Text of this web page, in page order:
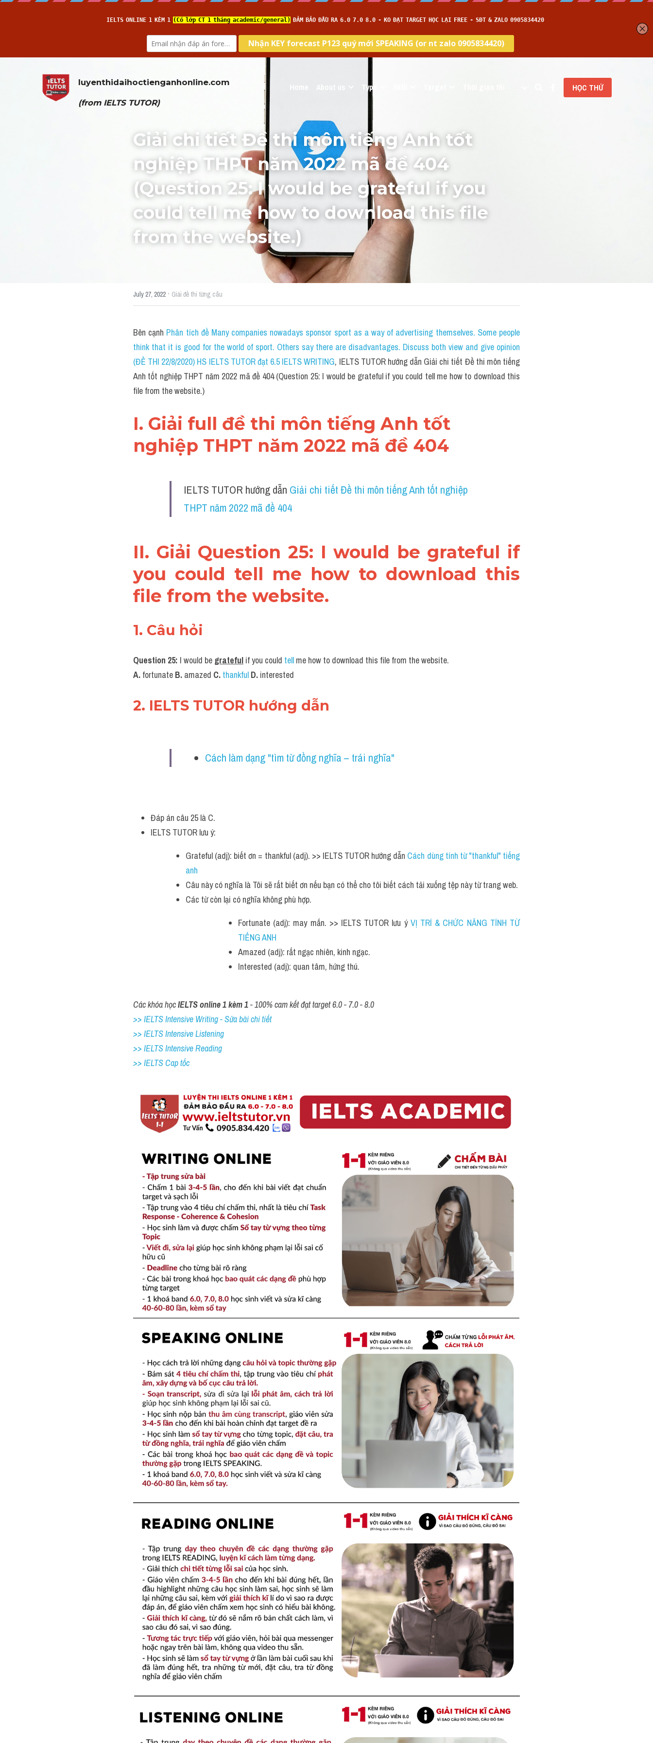
luyenthidaihoctienganhonline.com
(from IELTS TUTOR)
Type HỌC THỬ
Giải chi tiết Đề thi môn tiếng Anh tốt
nghiệp THPT năm 2022 mã đề 404
(Question 25: I would be grateful if you
could tell me how to download this file
from the website.)
July 27, 2022 · Giải đề thi từng câu
Bên cạnh Phân tích đề Many companies nowadays sponsor sport as a way of advertising themselves. Some people
think that it is good for the world of sport. Others say there are disadvantages. Discuss both view and give opinion
(ĐỀ THI 22/8/2020) HS IELTS TUTOR đạt 6.5 IELTS WRITING, IELTS TUTOR hướng dẫn Giải chi tiết Đề thi môn tiếng
Anh tốt nghiệp THPT năm 2022 mã đề 404 (Question 25: I would be grateful if you could tell me how to download this
file from the website.)
I. Giải full đề thi môn tiếng Anh tốt
nghiệp THPT năm 2022 mã đề 404
IELTS TUTOR hướng dẫn Giải chi tiết Đề thi môn tiếng Anh tốt nghiệp
THPT năm 2022 mã đề 404
II. Giải Question 25: I would be grateful if
you could tell me how to download this
file from the website.
1. Câu hỏi
Question 25: I would be grateful if you could tell me how to download this file from the website.
A. fortunate B. amazed C. thankful D. interested
2. IELTS TUTOR hướng dẫn
Cách làm dạng "tìm từ đồng nghĩa – trái nghĩa"
Đáp án câu 25 là C.
IELTS TUTOR lưu ý:
Grateful (adj): biết ơn = thankful (adj). >> IELTS TUTOR hướng dẫn Cách dùng tính từ "thankful" tiếng
anh
Câu này có nghĩa là Tôi sẽ rất biết ơn nếu bạn có thể cho tôi biết cách tải xuống tệp này từ trang web.
Các từ còn lại có nghĩa không phù hợp.
Fortunate (adj): may mắn. >> IELTS TUTOR lưu ý VỊ TRÍ & CHỨC NĂNG TÍNH TỪ
TIẾNG ANH
Amazed (adj): rất ngạc nhiên, kinh ngạc.
Interested (adj): quan tâm, hứng thú.
Các khóa học IELTS online 1 kèm 1 - 100% cam kết đạt target 6.0 - 7.0 - 8.0
>> IELTS Intensive Writing - Sửa bài chi tiết
>> IELTS Intensive Listening
>> IELTS Intensive Reading
>> IELTS Cap tốc